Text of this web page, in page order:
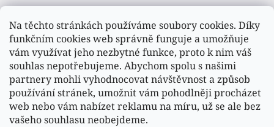
Na těchto stránkách používáme soubory cookies. Díky
funkčním cookies web správně funguje a umožňuje
vám využívat jeho nezbytné funkce, proto k nim váš
souhlas nepotřebujeme. Abychom spolu s našimi
partnery mohli vyhodnocovat návštěvnost a způsob
používání stránek, umožnit vám pohodlněji procházet
web nebo vám nabízet reklamu na míru, už se ale bez
vašeho souhlasu neobejdeme.